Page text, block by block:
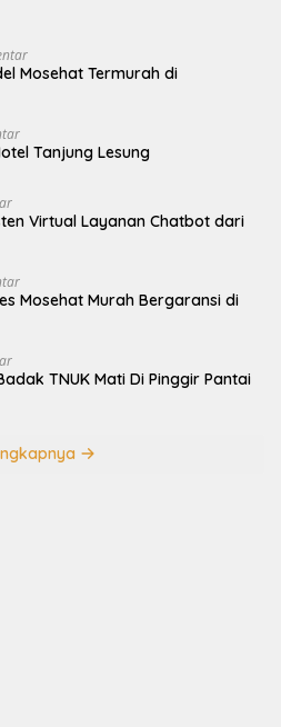
Mosehat Termurah di
Tanjung Lesung
Virtual Layanan Chatbot dari
Mosehat Murah Bergaransi di
TNUK Mati Di Pinggir Pantai